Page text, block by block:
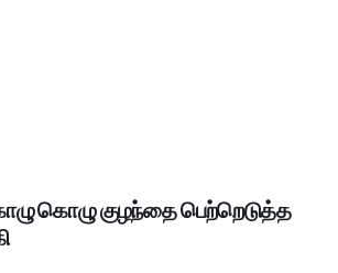
கொழு குழந்தை பெற்றெடுத்த